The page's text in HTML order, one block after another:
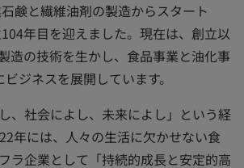
鹸と繊維油剤の製造からスタート
年目を迎えました。現在は、創立以
造の技術を生かし、食品事業と油化事
ジネスを展開しています。
、社会によし、未来によし」という経
年には、人々の生活に欠かせない食
ラ企業として「持続的成長と安定的高